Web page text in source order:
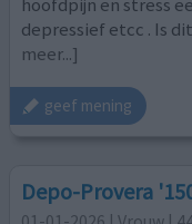
depressief etcc . Is
meer...]
geef mening
Depo-Provera